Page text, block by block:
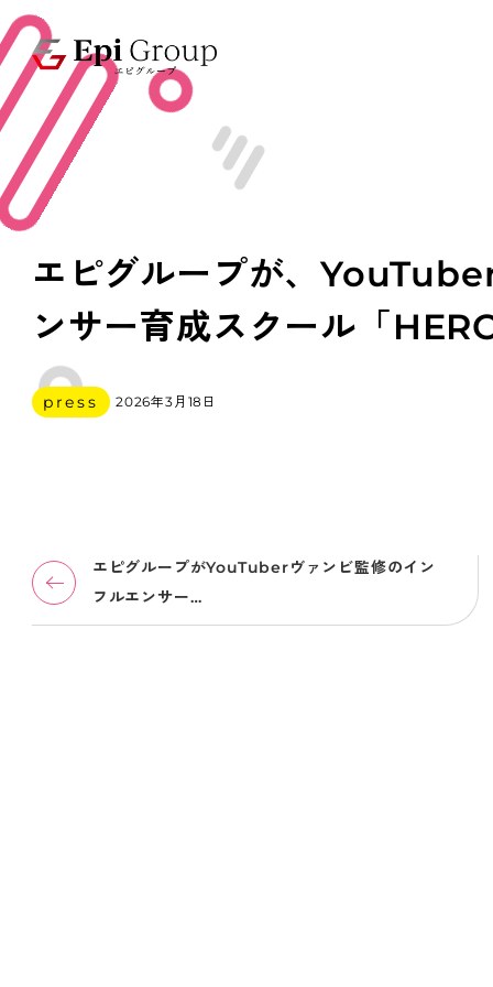
エピグループが、
ンサー育成スクール「
投稿日
2026年3月18日
カテゴリー
press
エピグループがYouTuberヴァンビ監修のイン
フルエンサー…